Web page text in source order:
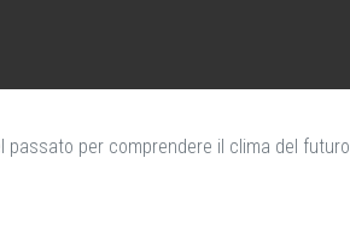
passato per comprendere il clima del futuro